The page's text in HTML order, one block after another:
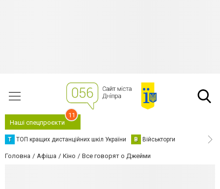
Наші спецпроєкти
11
Т ТОП кращих дистанційних шкіл України В Військторги
Головна Афіша Кіно Все говорят о Джейми